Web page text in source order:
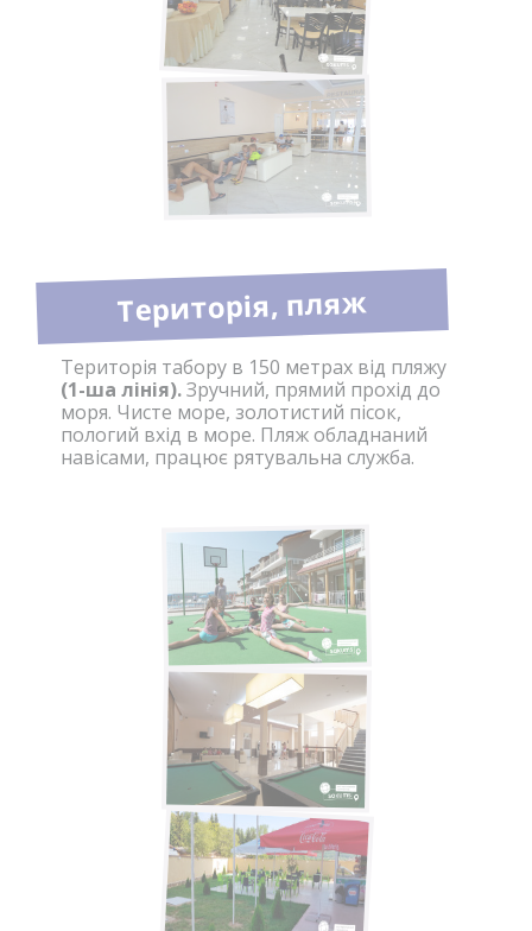
Територія, пляж
Територія табору в 150 метрах від пляжу
(1-ша лінія).Зручний, прямий прохід до
моря. Чисте море, золотистий пісок,
пологий вхід в море. Пляж обладнаний
навісами, працює рятувальна служба.